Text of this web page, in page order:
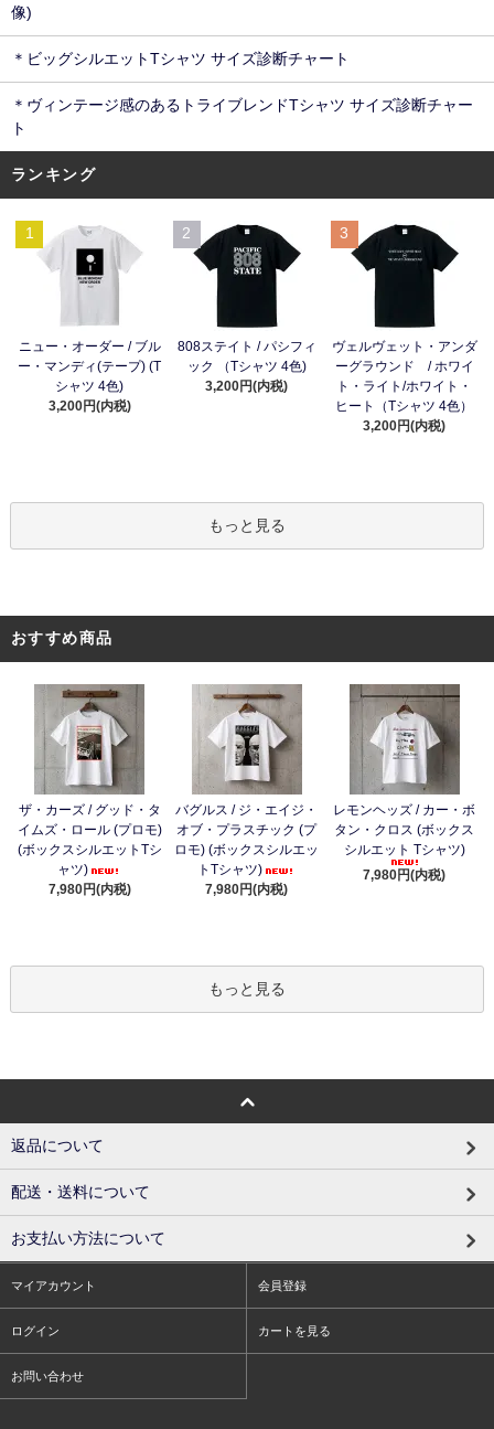
像)
＊ビッグシルエットTシャツ サイズ診断チャート
＊ヴィンテージ感のあるトライブレンドTシャツ サイズ診断チャー
ト
ランキング
1
ニュー・オーダー / ブル
ー・マンディ(テープ) (T
シャツ 4色)
3,200円(内税)
2
808ステイト / パシフィ
ック （Tシャツ 4色)
3,200円(内税)
3
ヴェルヴェット・アンダ
ーグラウンド / ホワイ
ト・ライト/ホワイト・
ヒート（Tシャツ 4色）
3,200円(内税)
もっと見る
おすすめ商品
ザ・カーズ / グッド・タ
イムズ・ロール (プロモ)
(ボックスシルエットTシ
ャツ)
7,980円(内税)
バグルス / ジ・エイジ・
オブ・プラスチック (プ
ロモ) (ボックスシルエッ
トTシャツ)
7,980円(内税)
レモンヘッズ / カー・ボ
タン・クロス (ボックス
シルエット Tシャツ)
7,980円(内税)
もっと見る
返品について
配送・送料について
お支払い方法について
マイアカウント 会員登録
ログイン カートを見る
お問い合わせ